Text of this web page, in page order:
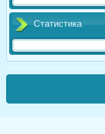
Статистика